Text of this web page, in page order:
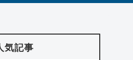
気記事